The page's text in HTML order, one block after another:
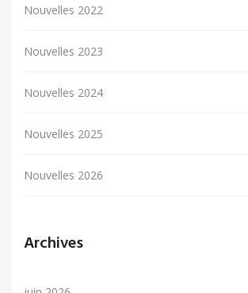
Nouvelles 2022
Nouvelles 2023
Nouvelles 2024
Nouvelles 2025
Nouvelles 2026
Archives